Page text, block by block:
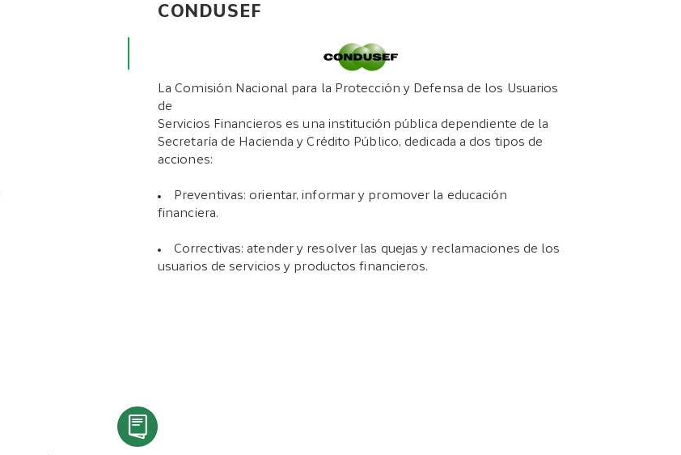
CONDUSEF
La Comisión Nacional para la Protección y Defensa de los Usuarios
de
Servicios Financieros es una institución pública dependiente de la
Secretaría de Hacienda y Crédito Público, dedicada a dos tipos de
acciones:
Preventivas: orientar, informar y promover la educación
financiera.
Correctivas: atender y resolver las quejas y reclamaciones de los
usuarios de servicios y productos financieros.